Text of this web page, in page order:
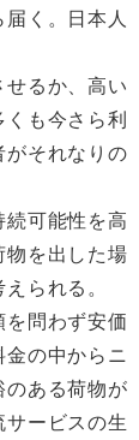
く。日本人
るか、高い
も今さら利
それなりの
可能性を高
を出した場
られる。
問わず安価
の中からニ
ある荷物が
ービスの生